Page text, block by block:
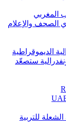
المغربي
الصحف والإعلام
الديموقراطية
ستصعّد
للتربية